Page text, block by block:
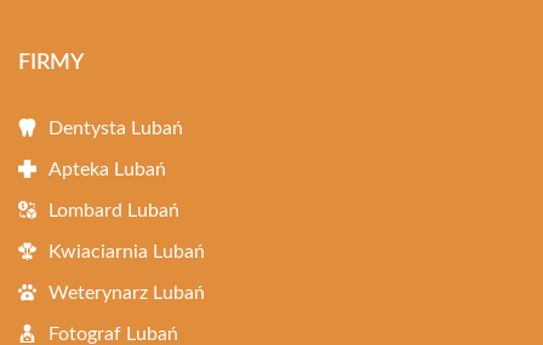
FIRMY
Dentysta Lubań
Apteka Lubań
Lombard Lubań
Kwiaciarnia Lubań
Weterynarz Lubań
Fotograf Lubań